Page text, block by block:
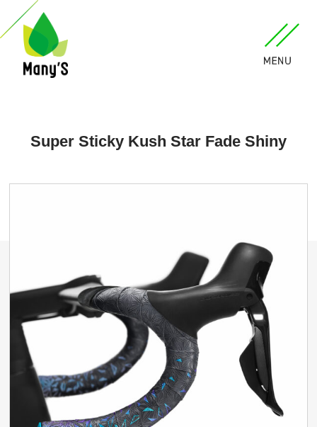
Super Sticky Kush Star Fade Shiny